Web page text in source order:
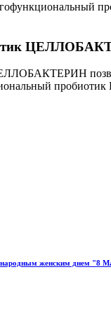
пробиотик
женским днем "8